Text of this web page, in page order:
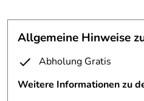
Allgemeine Hinweise
Abholung Gratis
Weitere Informationen zu